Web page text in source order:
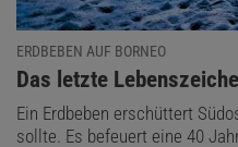
ERDBEBEN AUF BORNEO
:
Das letzte
Ein Erdbeben erschüttert
sollte. Es befeuert eine 40